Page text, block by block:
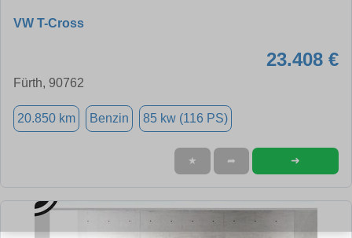
VW T-Cross
23.408 €
Fürth, 90762
20.850 km Benzin 85 kw (116 PS)
★ ➦ ➜